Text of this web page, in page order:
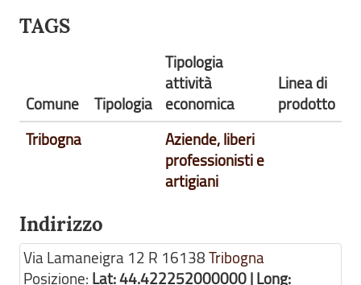
TAGS
Comune Tipologia
Tipologia
attività
economica
Linea di
prodotto
Tribogna
Aziende, liberi
professionisti e
artigiani
Indirizzo
Via Lamaneigra 12 R 16138Tribogna
Posizione: Lat: 44.422252000000 | Long: